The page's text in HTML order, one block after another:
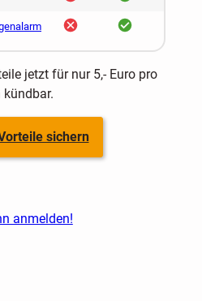
nein ja
jetzt für nur 5,- Euro pro
sichern
anmelden!